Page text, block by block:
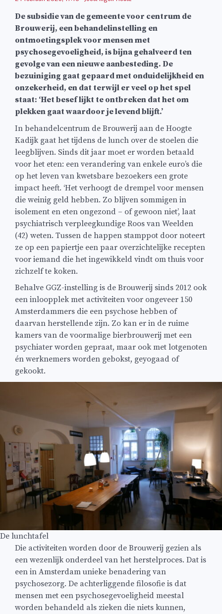
De subsidie van de gemeente voor centrum de
Brouwerij, een behandelinstelling en
ontmoetingsplek voor mensen met
psychosegevoeligheid, is bijna gehalveerd ten
gevolge van een nieuwe aanbesteding. De
bezuiniging gaat gepaard met onduidelijkheid en
onzekerheid, en dat terwijl er veel op het spel
staat: ‘Het besef lijkt te ontbreken dat het om
plekken gaat waardoor je levend blijft.’
In behandelcentrum de Brouwerij aan de Hoogte
Kadijk gaat het tijdens de lunch over de stoelen die
leegblijven. Sinds dit jaar moet er worden betaald
voor het eten: een verandering van enkele euro’s die
op het leven van kwetsbare bezoekers een grote
impact heeft. ‘Het verhoogt de drempel voor mensen
die weinig geld hebben. Zo blijven sommigen in
isolement en eten ongezond – of gewoon niet’, laat
psychiatrisch verpleegkundige Roos van Weelden
(42) weten. Tussen de happen stamppot door noteert
ze op een papiertje een paar overzichtelijke recepten
voor iemand die het ingewikkeld vindt om thuis voor
zichzelf te koken.
Behalve GGZ-instelling is de Brouwerij sinds 2012 ook
een inloopplek met activiteiten voor ongeveer 150
Amsterdammers die een psychose hebben of
daarvan herstellende zijn. Zo kan er in de ruime
kamers van de voormalige bierbrouwerij met een
psychiater worden gepraat, maar ook met lotgenoten
én werknemers worden gebokst, geyogaad of
gekookt.
De lunchtafel
Die activiteiten worden door de Brouwerij gezien als
een wezenlijk onderdeel van het herstelproces. Dat is
een in Amsterdam unieke benadering van
psychosezorg. De achterliggende filosofie is dat
mensen met een psychosegevoeligheid meestal
worden behandeld als zieken die niets kunnen,